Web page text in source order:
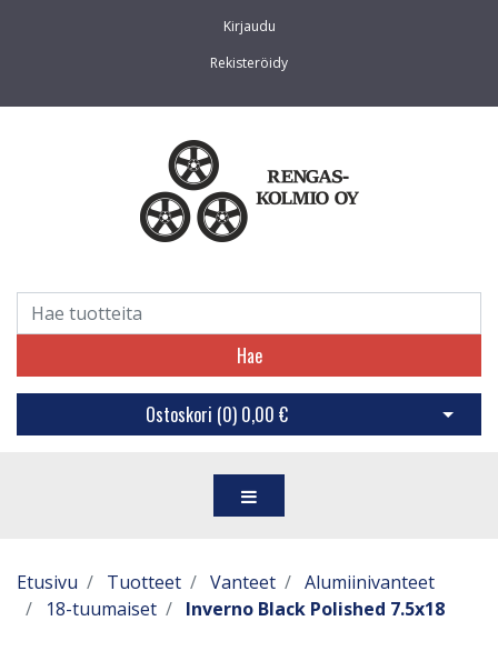
Kirjaudu
Rekisteröidy
Hae
Ostoskori (0) 0,00 € Avaa
Etusivu Tuotteet Vanteet
Alumiinivanteet
18-tuumaiset
Inverno Black Polished 7.5x18